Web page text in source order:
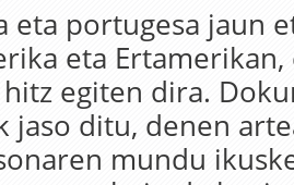
eta portugesa jaun
eta
egiten dira.
jaso ditu, denen
mundu